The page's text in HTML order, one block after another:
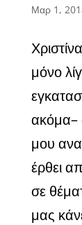
Μαρ 1,
μόνο
ακόμα–
μου
έρθει
σε
μας